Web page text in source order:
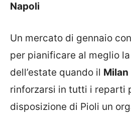
Napoli
Un mercato di gennaio
per pianificare al meglio
dell’estate quando il Milan
rinforzarsi in tutti i reparti
disposizione di Pioli un